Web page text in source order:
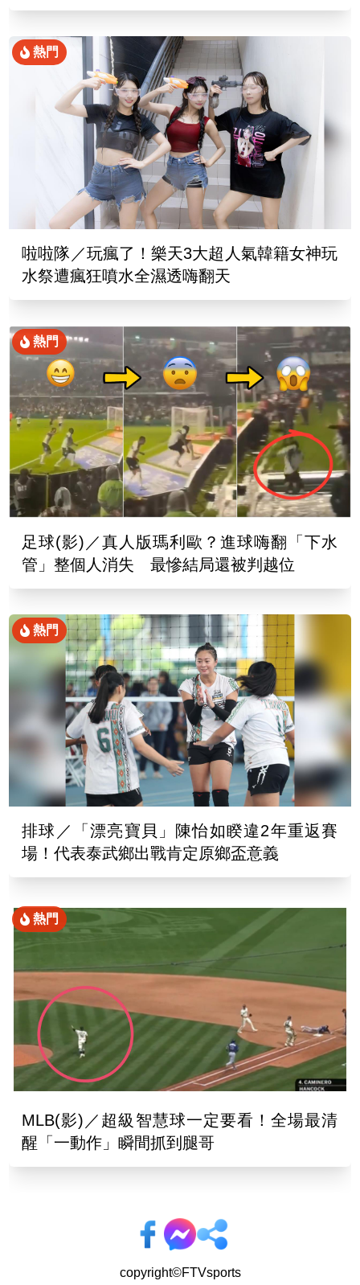
熱門
啦啦隊／玩瘋了！樂天3大超人氣韓籍女神玩
水祭遭瘋狂噴水全濕透嗨翻天
熱門
足球(影)／真人版瑪利歐？進球嗨翻「下水
管」整個人消失 最慘結局還被判越位
熱門
排球／「漂亮寶貝」陳怡如睽違2年重返賽
場！代表泰武鄉出戰肯定原鄉盃意義
熱門
MLB(影)／超級智慧球一定要看！全場最清
醒「一動作」瞬間抓到腿哥
copyright©FTVsports